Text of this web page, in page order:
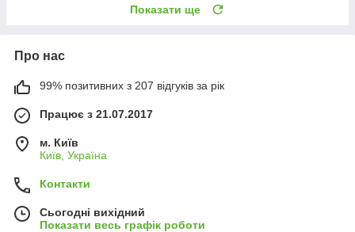
Показати ще
Про нас
99% позитивних з 207 відгуків за рік
Працює з 21.07.2017
м. Київ
Київ, Україна
Контакти
Сьогодні вихідний
Показати весь графік роботи